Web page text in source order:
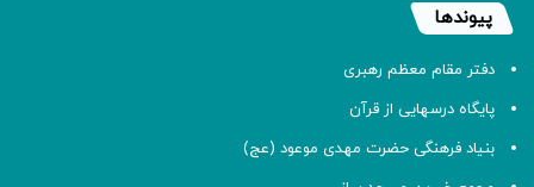
پیوندها
دفتر مقام معظم رهبری
پایگاه درسهایی از قرآن
بنیاد فرهنگی حضرت مهدی موعود (عج)